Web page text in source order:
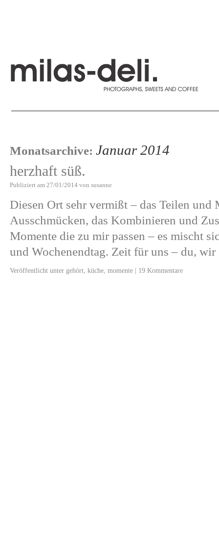
Monatsarchive: Januar 2014
herzhaft süß.
Publiziert am 27/01/2014 von susanne
Diesen Ort sehr vermißt – das Teilen
Ausschmücken, das Kombinieren und
Momente die zu mir passen – es mischt
und Wochenendtag. Zeit für uns – du,
Veröffentlicht unter gehört küche momente | 19 Kommentare